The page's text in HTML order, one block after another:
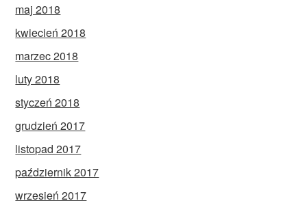
maj 2018
kwiecień 2018
marzec 2018
luty 2018
styczeń 2018
grudzień 2017
listopad 2017
październik 2017
wrzesień 2017